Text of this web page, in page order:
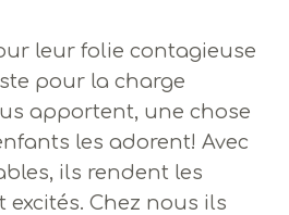
leur folie contagieuse
pour la charge
apportent, une chose
les adorent! Avec
ils rendent les
Chez nous ils